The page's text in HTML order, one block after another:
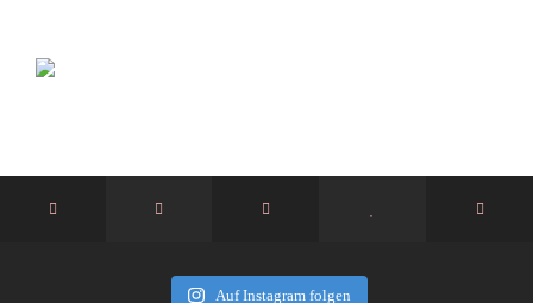
Auf Instagram folgen